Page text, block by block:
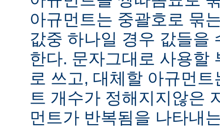
아규먼트는 중괄호로 묶
값중 하나일 경우 값들을
한다. 문자그대로 사용할
로 쓰고, 대체할 아규먼
트 개수가 정해지지않은
먼트가 반복됨을 나타내